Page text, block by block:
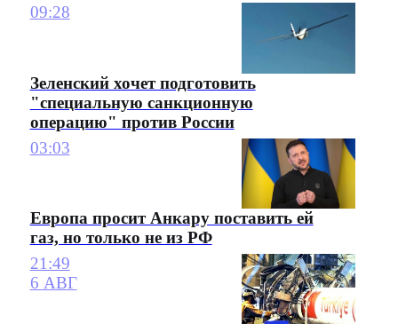
09:28
Зеленский хочет подготовить
"специальную санкционную
операцию" против России
03:03
Европа просит Анкару поставить ей
газ, но только не из РФ
21:49
6 АВГ